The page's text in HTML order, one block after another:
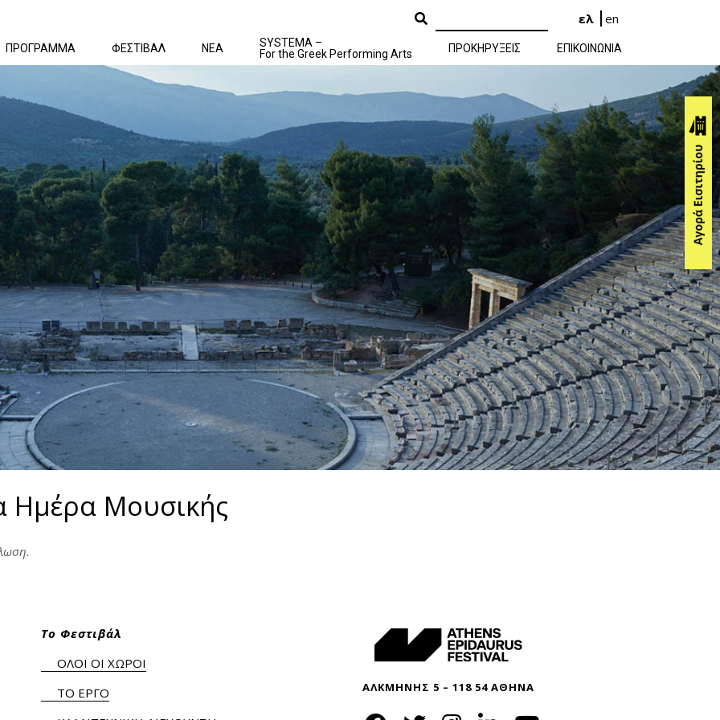
ελ en
ΠΡΟΓΡΑΜΜΑ ΦΕΣΤΙΒΑΛ ΝΕΑ
SYSTEMA –
For the Greek Performing Arts
ΠΡΟΚΗΡΥΞΕΙΣ ΕΠΙΚΟΙΝΩΝΙΑ
Ημέρα Μουσικής
Το Φεστιβάλ
ΟΛΟΙ ΟΙ ΧΩΡΟΙ
ΤΟ ΕΡΓΟ
ΑΛΚΜΗΝΗΣ 5 – 118 54 ΑΘΗΝΑ